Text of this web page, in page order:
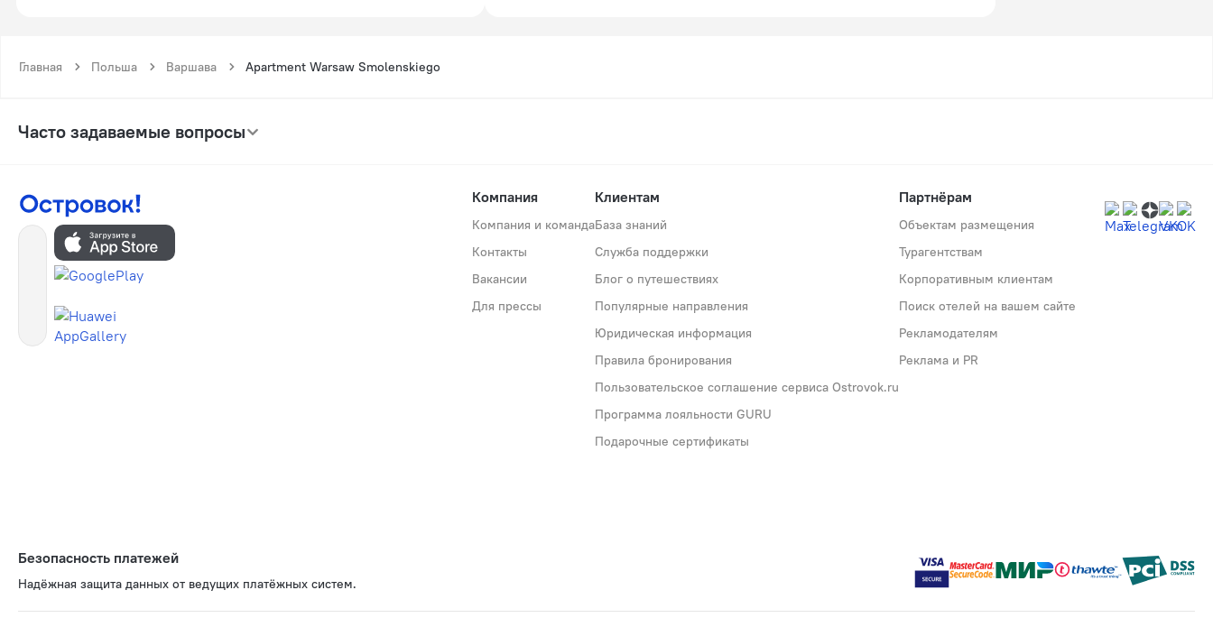
Главная Польша Варшава Apartment Warsaw Smolenskiego
Часто задаваемые вопросы
Компания
Компания и команда
Контакты
Вакансии
Для прессы
Клиентам
База знаний
Служба поддержки
Блог о путешествиях
Популярные направления
Юридическая информация
Правила бронирования
Пользовательское соглашение сервиса Ostrovok.ru
Программа лояльности GURU
Подарочные сертификаты
Партнёрам
Объектам размещения
Турагентствам
Корпоративным клиентам
Поиск отелей на вашем сайте
Рекламодателям
Реклама и PR
Безопасность платежей
Надёжная защита данных от ведущих платёжных систем.